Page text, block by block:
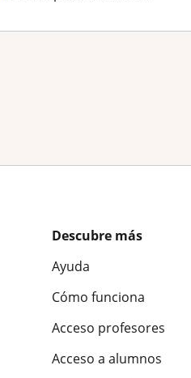
Descubre más
Ayuda
Cómo funciona
Acceso profesores
Acceso a alumnos